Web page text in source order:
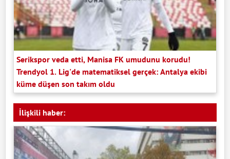
Serikspor veda etti, Manisa FK umudunu korudu!
Trendyol 1. Lig'de matematiksel gerçek: Antalya ekibi
küme düşen son takım oldu
İlişkili haber: